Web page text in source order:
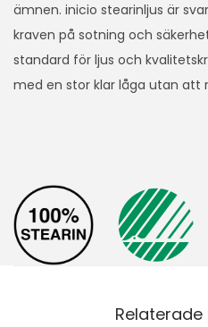
ämnen. inicio stearinljus är
kraven på sotning och
standard för ljus och
med en stor klar låga utan att